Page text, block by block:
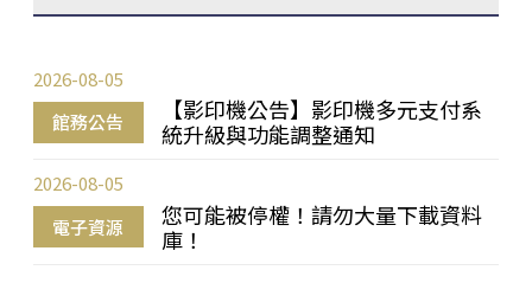
館務公告
【影印機公告】影印機多元支付系
統升級與功能調整通知
2026-08-05
電子資源
您可能被停權！請勿大量下載資料
庫！
2026-08-05